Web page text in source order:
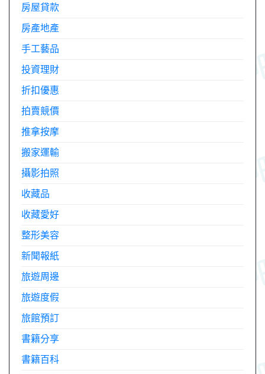
房屋貸款
房產地產
手工藝品
投資理財
折扣優惠
拍賣競價
推拿按摩
搬家運輸
攝影拍照
收藏品
收藏愛好
整形美容
新聞報紙
旅遊周邊
旅遊度假
旅館預訂
書籍分享
書籍百科